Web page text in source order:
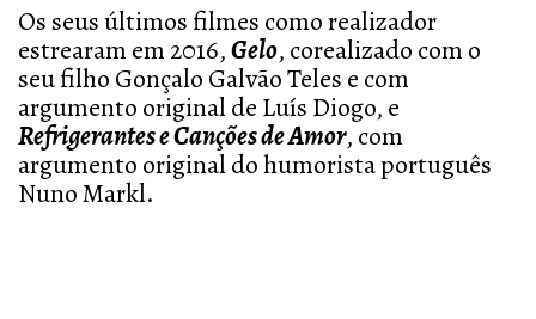
Os seus últimos filmes como realizador
estrearam em 2016,Gelo, corealizado com o
seu filho Gonçalo Galvão Teles e com
argumento original de Luís Diogo, e
Refrigerantes e Canções de Amor, com
argumento original do humorista português
Nuno Markl.